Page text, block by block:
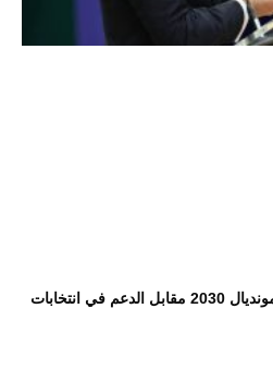
إنفانتينو يقايض المغرب: نهائي مونديال 2030 مقابل الدعم في انتخابات